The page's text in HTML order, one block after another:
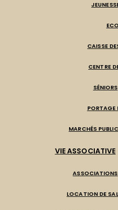
CAISSE
CENTRE
SÉNIORS
PORTAGE
MARCHÉS
VIE ASSOCIATIVE
ASSOCIATIONS
LOCATION DE